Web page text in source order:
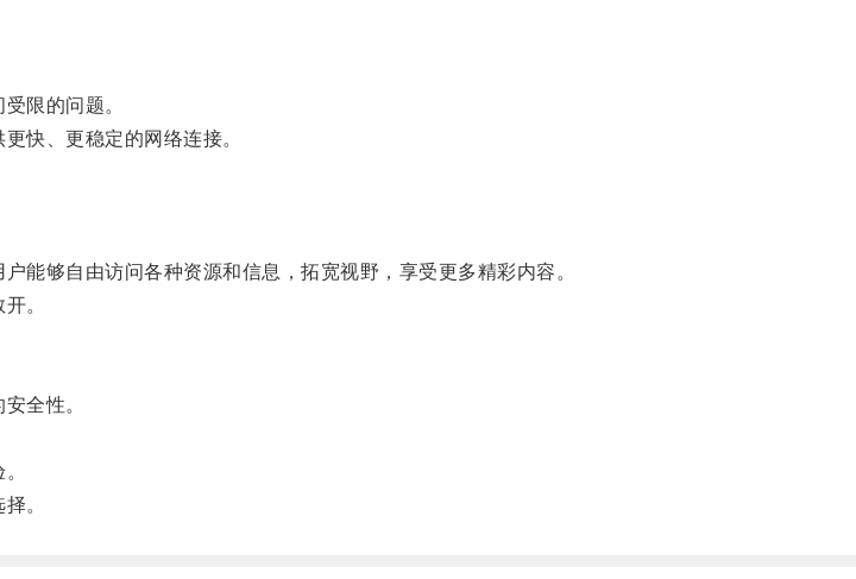
限的问题。
快、更稳定的网络连接。
够自由访问各种资源和信息，拓宽视野，享受更多精彩内容。
。
全性。
。